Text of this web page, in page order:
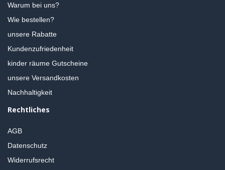
Warum bei uns?
Wie bestellen?
unsere Rabatte
Kundenzufriedenheit
kinder räume Gutscheine
unsere Versandkosten
Nachhaltigkeit
Rechtliches
AGB
Datenschutz
Widerrufsrecht